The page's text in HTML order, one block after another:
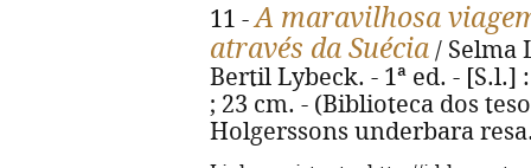
11 -A maravilhosa
através da Suécia / Selma
Bertil Lybeck. - 1ª ed. - [S.l.]
; 23 cm. - (Biblioteca dos
Holgerssons underbara